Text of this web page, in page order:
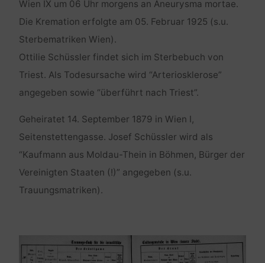
Wien IX um 06 Uhr morgens an Aneurysma mortae.
Die Kremation erfolgte am 05. Februar 1925 (s.u.
Sterbematriken Wien).
Ottilie Schüssler findet sich im Sterbebuch von
Triest. Als Todesursache wird “Arteriosklerose”
angegeben sowie “überführt nach Triest”.
Geheiratet 14. September 1879 in Wien I,
Seitenstettengasse. Josef Schüssler wird als
“Kaufmann aus Moldau-Thein in Böhmen, Bürger der
Vereinigten Staaten (!)” angegeben (s.u.
Trauungsmatriken).